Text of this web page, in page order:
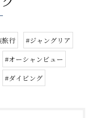
行
#ジャングリア
#オーシャンビュー
#ダイビング